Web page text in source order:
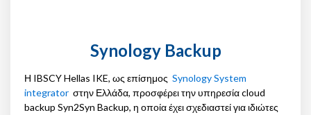
Synology Backup
Η IBSCY Hellas IKE, ως επίσημος Synology System
integrator στην Ελλάδα, προσφέρει την υπηρεσία cloud
backup Syn2Syn Backup, η οποία έχει σχεδιαστεί για ιδιώτες